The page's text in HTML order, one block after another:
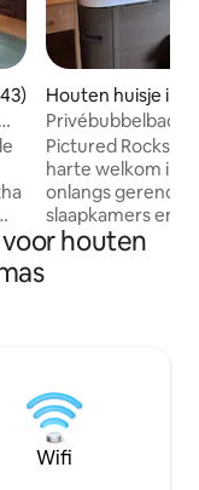
beoordeling van
Houten huisje in
Privébubbelbad -
vlak bij Pictured
Pictured Rocks
harte welkom in
onlangs
slaapkamers en 2
toegevoegd aan
achter de
seizoenen van
zijn gunstig
houten
Wifi